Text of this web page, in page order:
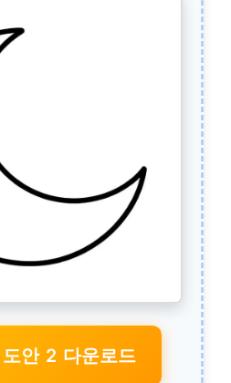
안 2 다운로드